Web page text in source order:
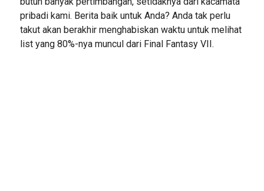
pribadi kami. Berita baik untuk Anda? Anda tak perlu
takut akan berakhir menghabiskan waktu untuk melihat
list yang 80%-nya muncul dari Final Fantasy VII.